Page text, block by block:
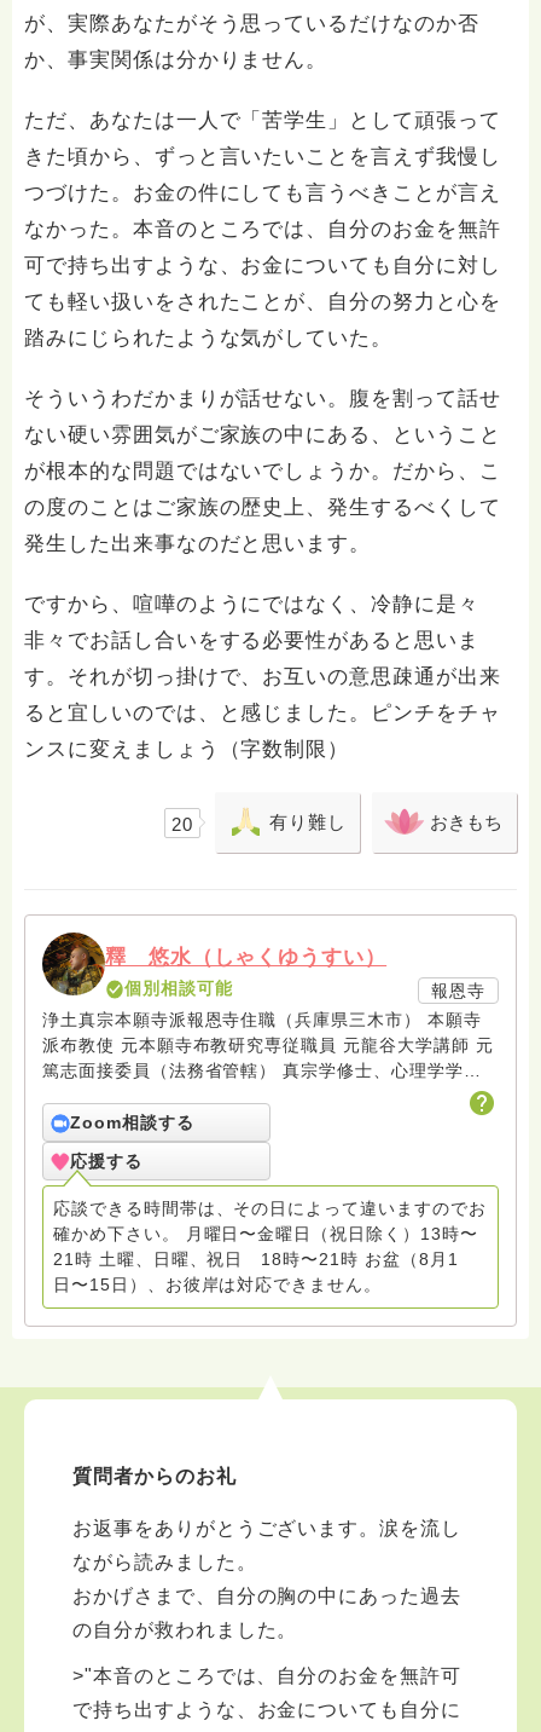
が、実際あなたがそう思っているだけなのか否
か、事実関係は分かりません。
ただ、あなたは一人で「苦学生」として頑張って
きた頃から、ずっと言いたいことを言えず我慢し
つづけた。お金の件にしても言うべきことが言え
なかった。本音のところでは、自分のお金を無許
可で持ち出すような、お金についても自分に対し
ても軽い扱いをされたことが、自分の努力と心を
踏みにじられたような気がしていた。
そういうわだかまりが話せない。腹を割って話せ
ない硬い雰囲気がご家族の中にある、ということ
が根本的な問題ではないでしょうか。だから、こ
の度のことはご家族の歴史上、発生するべくして
発生した出来事なのだと思います。
ですから、喧嘩のようにではなく、冷静に是々
非々でお話し合いをする必要性があると思いま
す。それが切っ掛けで、お互いの意思疎通が出来
ると宜しいのでは、と感じました。ピンチをチャ
ンスに変えましょう（字数制限）
20 有り難し おきもち
釋 悠水（しゃくゆうすい）
個別相談可能
報恩寺
浄土真宗本願寺派報恩寺住職（兵庫県三木市） 本願寺
派布教使 元本願寺布教研究専従職員 元龍谷大学講師 元
篤志面接委員（法務省管轄） 真宗学修士、心理学学士
Fmみっきい（地元ラジオ局）出演中 趣味：サックス ２
０１９年末頃から回答しています
Zoom相談する
応援する
応談できる時間帯は、その日によって違いますのでお
確かめ下さい。 月曜日〜金曜日（祝日除く）13時〜
21時 土曜、日曜、祝日 18時〜21時 お盆（8月1
日〜15日）、お彼岸は対応できません。
質問者からのお礼
お返事をありがとうございます。涙を流し
ながら読みました。
おかげさまで、自分の胸の中にあった過去
の自分が救われました。
>"本音のところでは、自分のお金を無許可
で持ち出すような、お金についても自分に